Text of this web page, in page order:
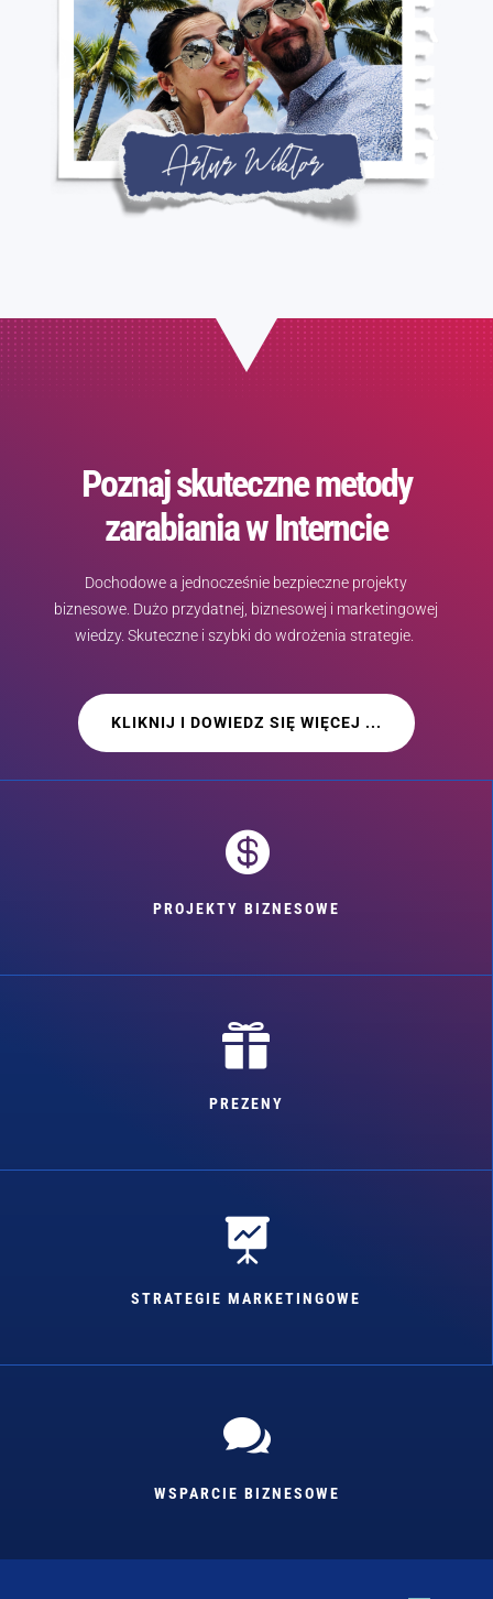
Poznaj skuteczne metody
zarabiania w Interncie
Dochodowe a jednocześnie bezpieczne projekty
biznesowe. Dużo przydatnej, biznesowej i marketingowej
wiedzy. Skuteczne i szybki do wdrożenia strategie.
KLIKNIJ I DOWIEDZ SIĘ WIĘCEJ ...

PROJEKTY BIZNESOWE

PREZENY

STRATEGIE MARKETINGOWE

WSPARCIE BIZNESOWE